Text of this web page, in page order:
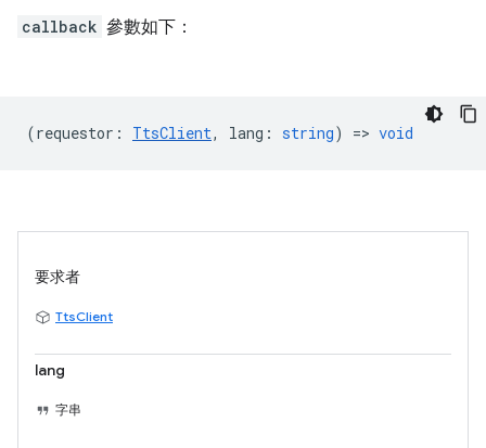
callback 參數如下：
(requestor : TtsClient, lang : string) => void
要求者
TtsClient
lang
字串